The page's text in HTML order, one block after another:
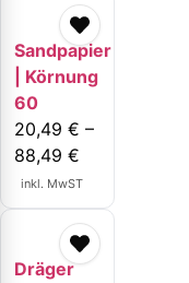
Sandpapier
| Körnung
60
20,49 € –
88,49 €
inkl. MwST
Dräger